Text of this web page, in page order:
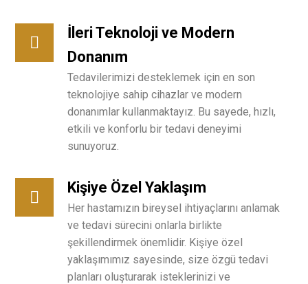
İleri Teknoloji ve Modern
Donanım
Tedavilerimizi desteklemek için en son
teknolojiye sahip cihazlar ve modern
donanımlar kullanmaktayız. Bu sayede, hızlı,
etkili ve konforlu bir tedavi deneyimi
sunuyoruz.
Kişiye Özel Yaklaşım
Her hastamızın bireysel ihtiyaçlarını anlamak
ve tedavi sürecini onlarla birlikte
şekillendirmek önemlidir. Kişiye özel
yaklaşımımız sayesinde, size özgü tedavi
planları oluşturarak isteklerinizi ve